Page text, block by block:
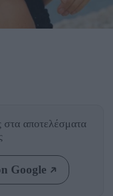
στα αποτελέσματα
Google